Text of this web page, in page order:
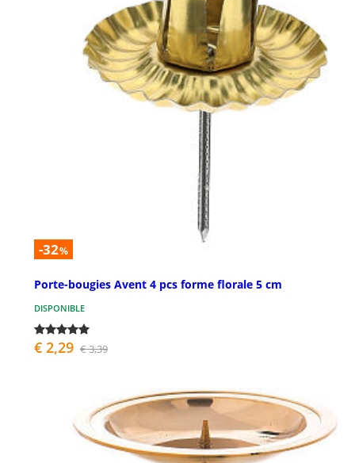
-32%
Porte-bougies Avent 4 pcs forme florale 5 cm
DISPONIBLE
€ 2,29 € 3,39